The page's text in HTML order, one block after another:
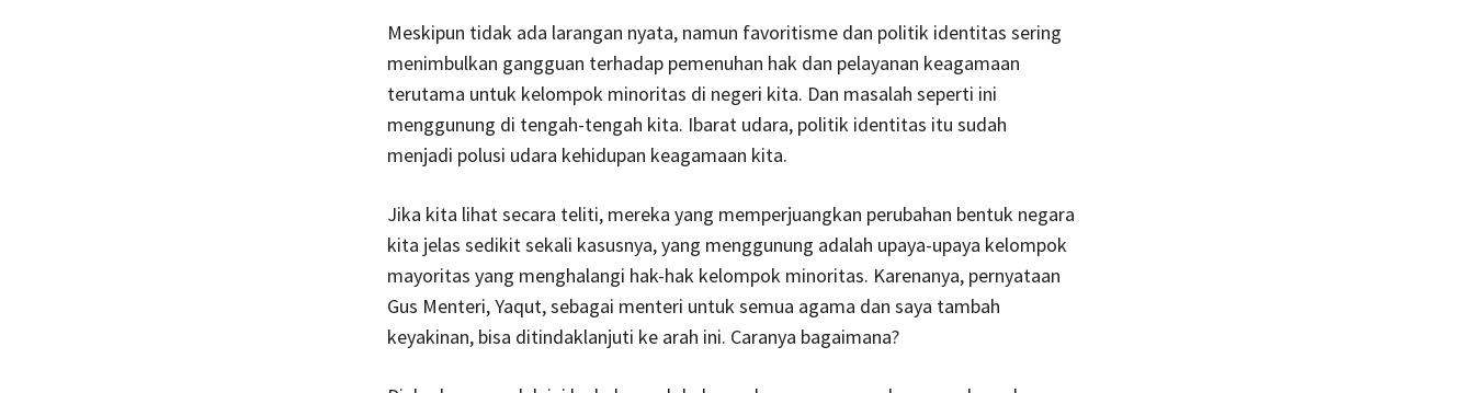
Meskipun tidak ada larangan nyata, namun favoritisme dan politik identitas sering
menimbulkan gangguan terhadap pemenuhan hak dan pelayanan keagamaan
terutama untuk kelompok minoritas di negeri kita. Dan masalah seperti ini
menggunung di tengah-tengah kita. Ibarat udara, politik identitas itu sudah
menjadi polusi udara kehidupan keagamaan kita.
Jika kita lihat secara teliti, mereka yang memperjuangkan perubahan bentuk negara
kita jelas sedikit sekali kasusnya, yang menggunung adalah upaya-upaya kelompok
mayoritas yang menghalangi hak-hak kelompok minoritas. Karenanya, pernyataan
Gus Menteri, Yaqut, sebagai menteri untuk semua agama dan saya tambah
keyakinan, bisa ditindaklanjuti ke arah ini. Caranya bagaimana?